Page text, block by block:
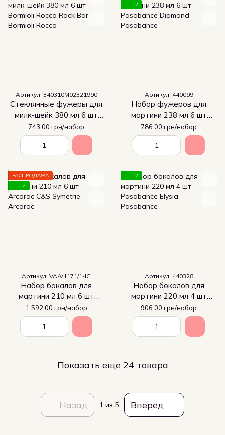
Артикул: 340310M02321990
Стеклянные фужеры для
милк-шейк 380 мл 6 шт
Bormioli Rocco Rock Bar
743.00 грн/набор
2
Артикул: 440099
Набор фужеров для
мартини 238 мл 6 шт
Pasabahce Diamond
786.00 грн/набор
РАСПРОДАЖА
2
Артикул: VA-V1171/1-IG
Набор бокалов для
мартини 210 мл 6 шт
Arcoroc C&S Symetrie
1 592.00 грн/набор
2
Артикул: 440328
Набор бокалов для
мартини 220 мл 4 шт
Pasabahce Elysia
906.00 грн/набор
Показать еще 24 товара
Назад 1 из 5 Вперед